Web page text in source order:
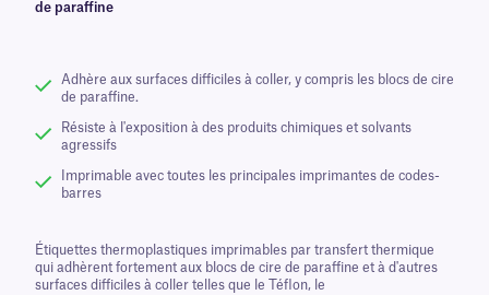
de paraffine
Adhère aux surfaces difficiles à coller, y compris les blocs de cire
de paraffine.
Résiste à l'exposition à des produits chimiques et solvants
agressifs
Imprimable avec toutes les principales imprimantes de codes-
barres
Étiquettes thermoplastiques imprimables par transfert thermique
qui adhèrent fortement aux blocs de cire de paraffine et à d'autres
surfaces difficiles à coller telles que le Téflon, le